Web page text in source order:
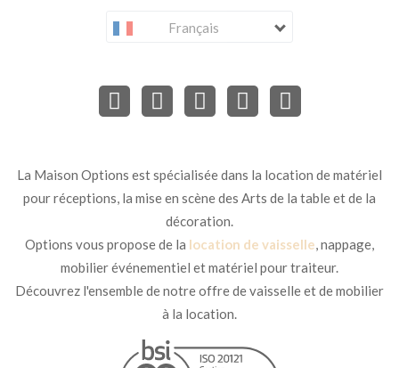
Français
La Maison Options est spécialisée dans la location de matériel
pour réceptions, la mise en scène des Arts de la table et de la
décoration.
Options vous propose de la location de vaisselle, nappage,
mobilier événementiel et matériel pour traiteur.
Découvrez l'ensemble de notre offre de vaisselle et de mobilier
à la location.